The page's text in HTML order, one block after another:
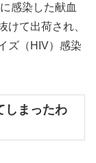
感染した献血
けて出荷され、
ズ（HIV）感染
しまったわ